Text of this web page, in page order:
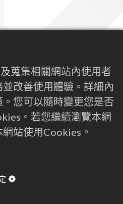
English (US)
百德新聞
蒐集相關網站內使用者
改善使用體驗。詳細內
您可以隨時變更您是否
。若您繼續瀏覽本網
站使用Cookies。